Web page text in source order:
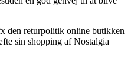
den returpolitik online butikken
sin shopping af Nostalgia